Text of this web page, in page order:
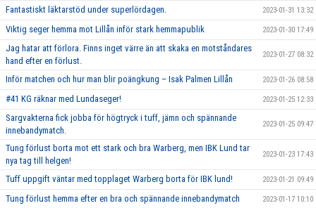
Fantastiskt läktarstöd under superlördagen. 2023-01-31 13:32
Viktig seger hemma mot Lillån inför stark hemmapublik 2023-01-30 17:49
Jag hatar att förlora. Finns inget värre än att skaka en motståndares
hand efter en förlust.
2023-01-27 08:32
Inför matchen och hur man blir poängkung – Isak Palmen Lillån 2023-01-26 08:58
#41 KG räknar med Lundaseger! 2023-01-25 12:33
Sargvakterna fick jobba för högtryck i tuff, jämn och spännande
innebandymatch.
2023-01-25 09:47
Tung förlust borta mot ett stark och bra Warberg, men IBK Lund tar
nya tag till helgen!
2023-01-23 17:43
Tuff uppgift väntar med topplaget Warberg borta för IBK lund! 2023-01-21 09:49
Tung förlust hemma efter en bra och spännande innebandymatch 2023-01-17 10:10